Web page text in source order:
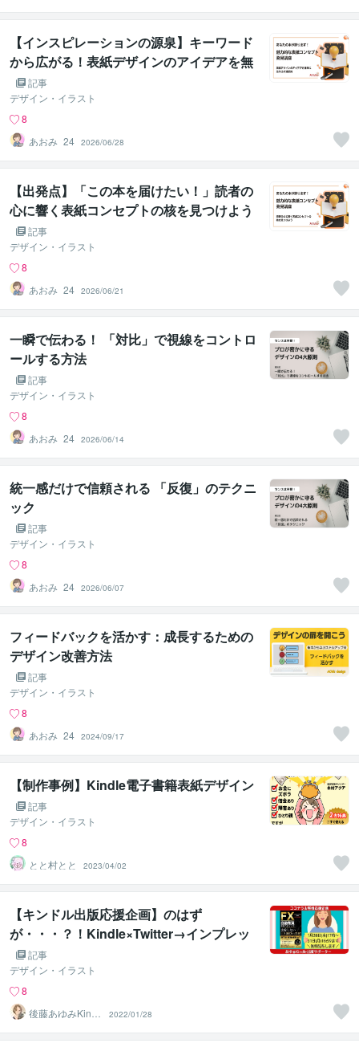
【インスピレーションの源泉】キーワード
から広がる！表紙デザインのアイデアを無
限に生み出す連想術
記事
デザイン・イラスト
8
あおみ_24 2026/06/28
【出発点】「この本を届けたい！」読者の
心に響く表紙コンセプトの核を見つけよう
記事
デザイン・イラスト
8
あおみ_24 2026/06/21
一瞬で伝わる！ 「対比」で視線をコントロ
ールする方法
記事
デザイン・イラスト
8
あおみ_24 2026/06/14
統一感だけで信頼される 「反復」のテクニ
ック
記事
デザイン・イラスト
8
あおみ_24 2026/06/07
フィードバックを活かす：成長するための
デザイン改善方法
記事
デザイン・イラスト
8
あおみ_24 2024/09/17
【制作事例】Kindle電子書籍表紙デザイン
記事
デザイン・イラスト
8
とと村とと
2023/04/02
【キンドル出版応援企画】のはず
が・・・？！Kindle×Twitter→インプレッ
ション100倍
記事
デザイン・イラスト
8
後藤あゆみKindl
eコンサル＆デザ
イン
2022/01/28